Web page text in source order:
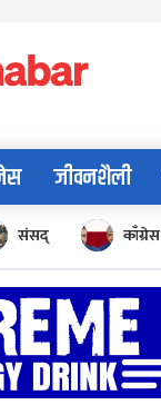
जीवनशैली
संसद् काँग्रेस